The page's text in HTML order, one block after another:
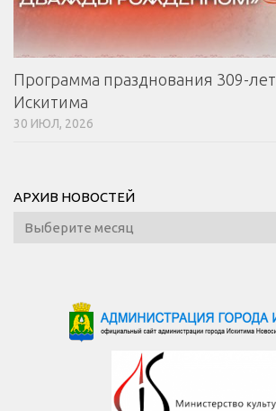
Программа празднования 309-
Искитима
30 ИЮЛ, 2026
АРХИВ НОВОСТЕЙ
Архив
новостей